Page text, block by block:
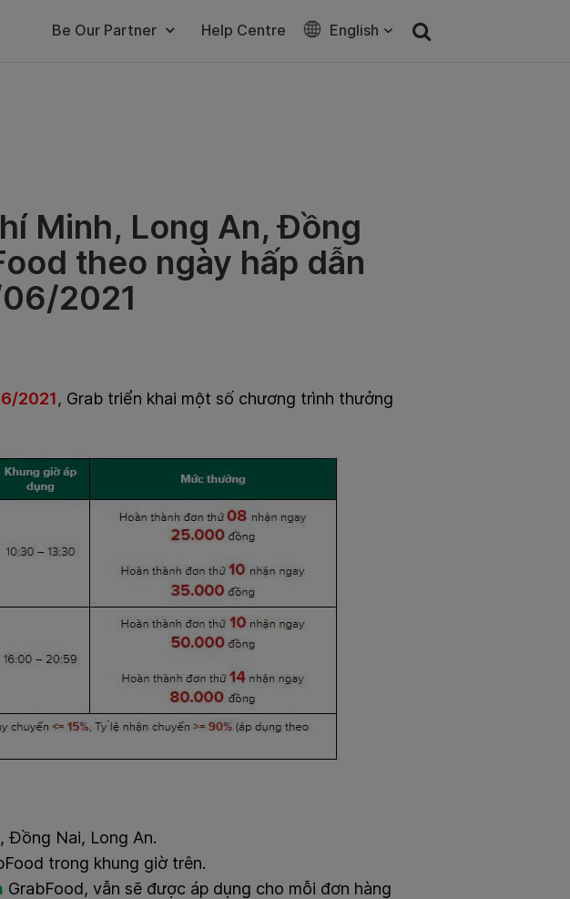
Be Our Partner Help Centre English
Minh, Long An, Đồng
theo ngày hấp dẫn
2021
2021, Grab triển khai một số chương trình thưởng
Đồng Nai, Long An.
trong khung giờ trên.
GrabFood, vẫn sẽ được áp dụng cho mỗi đơn hàng